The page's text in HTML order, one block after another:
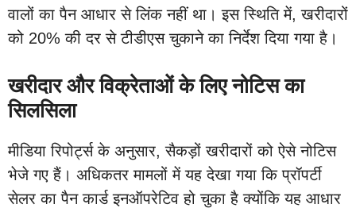
वालों का पैन आधार से लिंक नहीं था। इस स्थिति में, खरीदारों
को 20% की दर से टीडीएस चुकाने का निर्देश दिया गया है।
खरीदार और विक्रेताओं के लिए नोटिस का
सिलसिला
मीडिया रिपोर्ट्स के अनुसार, सैकड़ों खरीदारों को ऐसे नोटिस
भेजे गए हैं। अधिकतर मामलों में यह देखा गया कि प्रॉपर्टी
सेलर का पैन कार्ड इनऑपरेटिव हो चुका है क्योंकि यह आधार